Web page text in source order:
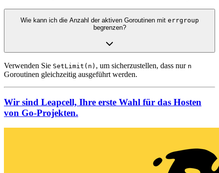
Wie kann ich die Anzahl der aktiven Goroutinen mit errgroup
begrenzen?
Verwenden Sie SetLimit(n) , um sicherzustellen, dass nur n
Goroutinen gleichzeitig ausgeführt werden.
Wir sind Leapcell, Ihre erste Wahl für das Hosten
von Go-Projekten.